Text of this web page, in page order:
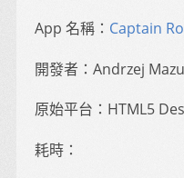
App 名稱： Captain
開發者：Andrzej
原始平台：HTML5
耗時：